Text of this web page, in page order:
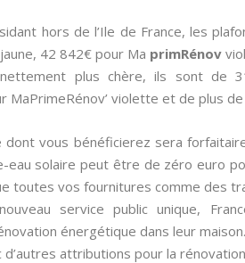
hors de l’Ile de France, les
42 842€ pour Ma primRénov
plus chère, ils sont de
MaPrimeRénov’ violette et de plus
dont vous bénéficierez sera
eau solaire peut être de zéro euro
toutes vos fournitures comme des
service public unique,
énergétique dans leur maison.
attributions pour la